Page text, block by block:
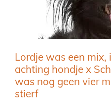
Lordje was een mix,
achting hondje x
was nog geen vier
stierf